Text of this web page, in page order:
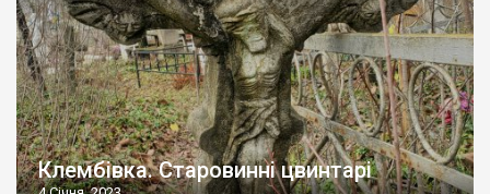
Клембівка. Старовинні цвинтарі